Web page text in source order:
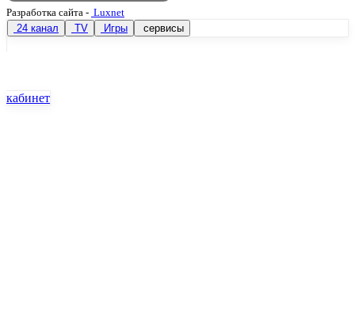
Разработка сайта - Luxnet
24 канал
TV Игры сервисы
кабинет